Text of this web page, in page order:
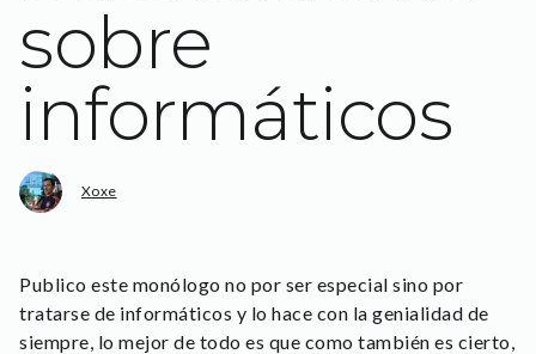
sobre
informáticos
Xoxe
Publico este monólogo no por ser especial sino por
tratarse de informáticos y lo hace con la genialidad de
siempre, lo mejor de todo es que como también es cierto,